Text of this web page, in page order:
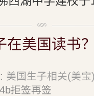
在美国读书
美国生子相关(美宝
拒签再签